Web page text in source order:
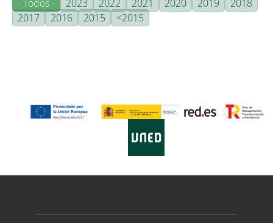
- Todos -
2023 2022 2021 2020 2019
2018
2017
2016 2015 <2015